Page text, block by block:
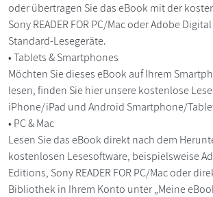
oder übertragen Sie das eBook mit der
Sony READER FOR PC/Mac oder Adobe
Standard-Lesegeräte.
• Tablets & Smartphones
Möchten Sie dieses eBook auf Ihrem
lesen, finden Sie hier unsere kostenlose
iPhone/iPad und Android Smartphone/
• PC & Mac
Lesen Sie das eBook direkt nach dem
kostenlosen Lesesoftware, beispielsweise
Editions, Sony READER FOR PC/Mac oder
Bibliothek in Ihrem Konto unter „Meine